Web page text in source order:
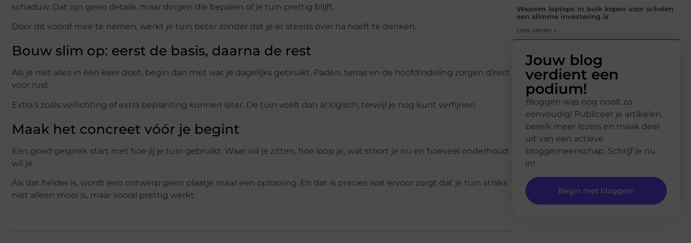
schaduw. Dat zijn geen details, maar dingen die bepalen of je tuin prettig blijft.
Door dit vooraf mee te nemen, werkt je tuin beter zonder dat je er steeds over na hoeft te denken.
Bouw slim op: eerst de basis, daarna de rest
Als je niet alles in één keer doet, begin dan met wat je dagelijks gebruikt. Paden, terras en de hoofdindeling zorgen direct
voor rust.
Extra’s zoals verlichting of extra beplanting kunnen later. De tuin voelt dan al logisch, terwijl je nog kunt verfijnen.
Maak het concreet vóór je begint
Een goed gesprek start met hoe jij je tuin gebruikt. Waar wil je zitten, hoe loop je, wat stoort je nu en hoeveel onderhoud
wil je.
Als dat helder is, wordt een ontwerp geen plaatje maar een oplossing. En dat is precies wat ervoor zorgt dat je tuin straks
niet alleen mooi is, maar vooral prettig werkt.
Waarom laptops in bulk kopen voor scholen
een slimme investering is
Lees verder »
Jouw blog
verdient een
podium!
Bloggen was nog nooit zo
eenvoudig! Publiceer je artikelen,
bereik meer lezers en maak deel
uit van een actieve
bloggemeenschap. Schrijf je nu
in!
Begin met bloggen!